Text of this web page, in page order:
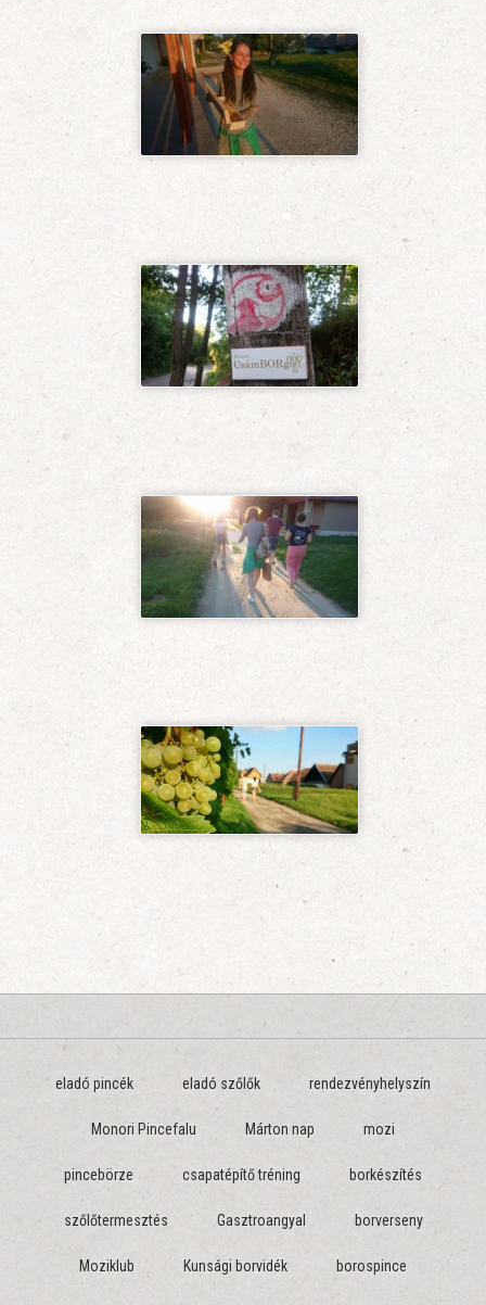
eladó pincék eladó szőlők rendezvényhelyszín
Monori Pincefalu Márton nap mozi
pincebörze csapatépítő tréning borkészítés
szőlőtermesztés Gasztroangyal borverseny
Moziklub Kunsági borvidék borospince